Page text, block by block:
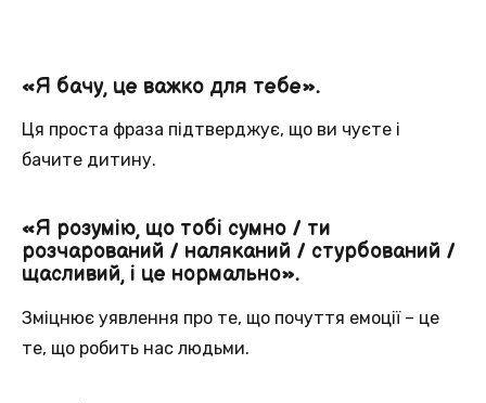
«Я бачу, це важко для тебе».
Ця проста фраза підтверджує, що ви чуєте і
бачите дитину.
«Я розумію, що тобі сумно / ти
розчарований / наляканий / стурбований /
щасливий, і це нормально».
Зміцнює уявлення про те, що почуття емоції – це
те, що робить нас людьми.